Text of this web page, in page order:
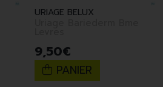
URIAGE BELUX
9,50€
PANIER